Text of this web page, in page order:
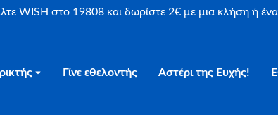
WISH στο 19808 και δωρίστε 2€ με μια κλήση ή
Γίνε εθελοντής Αστέρι της Ευχής!
Θερμός Αστέρι Μπορντό